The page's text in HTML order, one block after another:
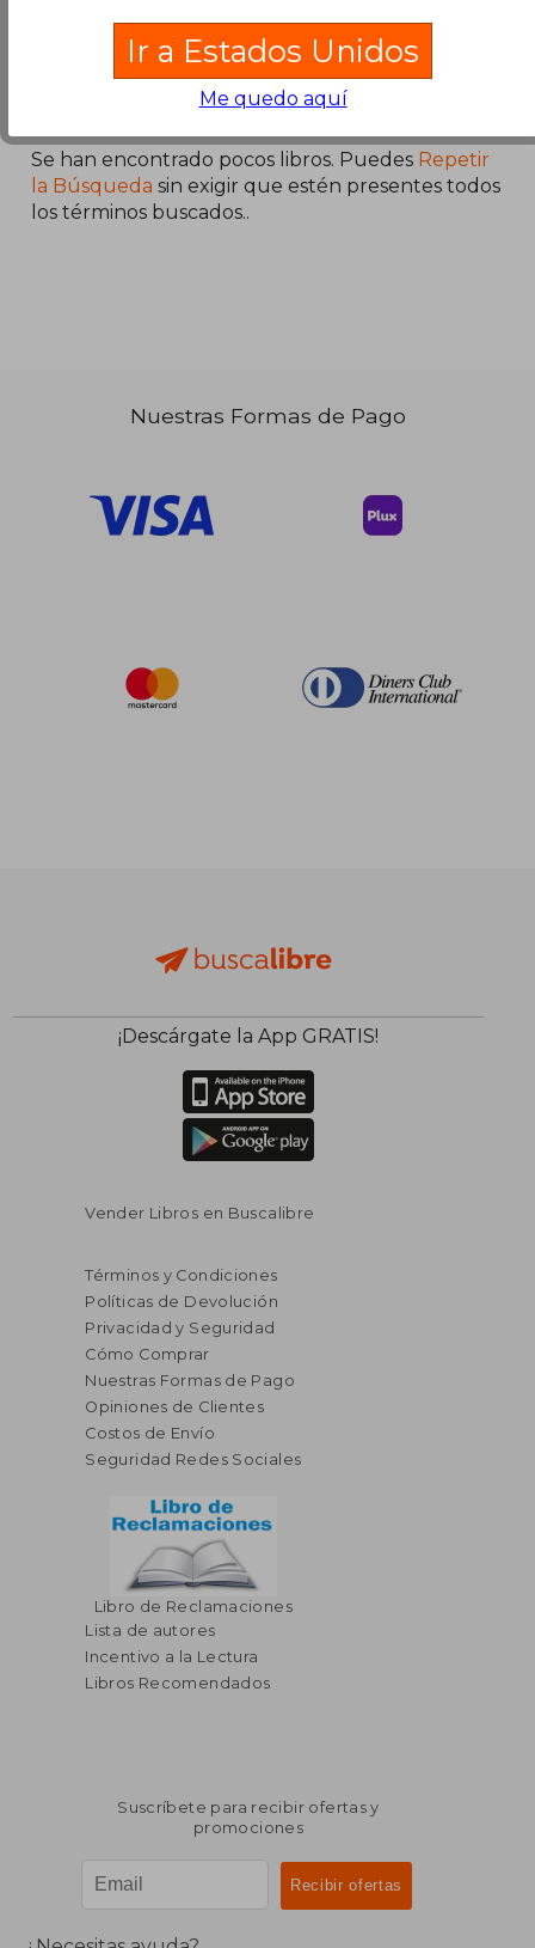
Se han encontrado pocos libros. Puedes Repetir
la Búsqueda sin exigir que estén presentes todos
los términos buscados..
Nuestras Formas de Pago
¡Descárgate la App GRATIS!
Vender Libros en Buscalibre
Términos y Condiciones
Políticas de Devolución
Privacidad y Seguridad
Cómo Comprar
Nuestras Formas de Pago
Opiniones de Clientes
Costos de Envío
Seguridad Redes Sociales
Libro de Reclamaciones
Lista de autores
Incentivo a la Lectura
Libros Recomendados
Suscríbete para recibir ofertas y
promociones
Ir a Estados Unidos
Me quedo aquí